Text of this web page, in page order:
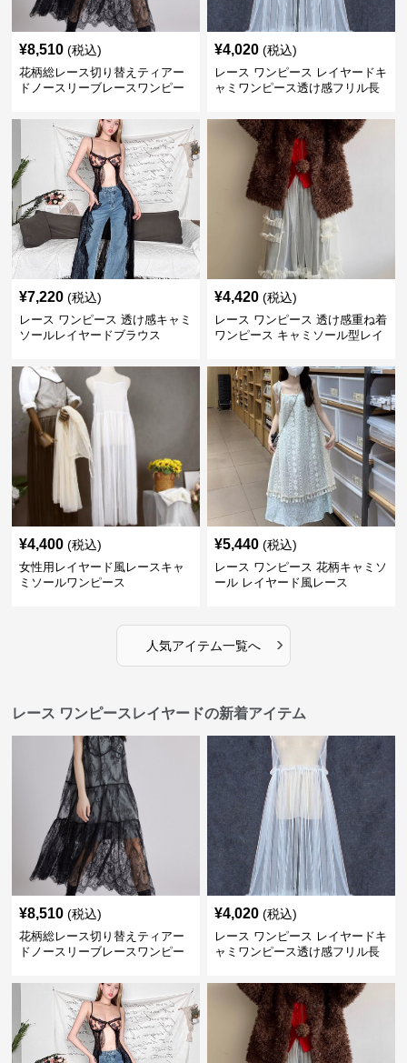
¥8,510 (税込)
花柄総レース切り替えティアー
ドノースリーブレースワンピー
¥4,020 (税込)
レース ワンピース レイヤードキ
ャミワンピース透け感フリル長
¥7,220 (税込)
レース ワンピース 透け感キャミ
ソールレイヤードブラウス
¥4,420 (税込)
レース ワンピース 透け感重ね着
ワンピース キャミソール型レイ
¥4,400 (税込)
女性用レイヤード風レースキャ
ミソールワンピース
¥5,440 (税込)
レース ワンピース 花柄キャミソ
ール レイヤード風レース
人気アイテム一覧へ ›
レース ワンピースレイヤードの新着アイテム
¥8,510 (税込)
花柄総レース切り替えティアー
ドノースリーブレースワンピー
¥4,020 (税込)
レース ワンピース レイヤードキ
ャミワンピース透け感フリル長